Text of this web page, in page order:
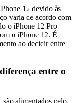
12 devido às
varia de acordo com
o iPhone 12 Pro
o iPhone 12. É
ao decidir entre
entre o
alimentados pelo